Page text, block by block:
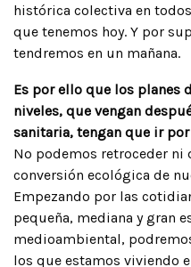
histórica colectiva en
que tenemos hoy. Y por
tendremos en un mañana.
Es por ello que los planes
niveles, que vengan
sanitaria, tengan que ir
No podemos retroceder ni
conversión ecológica de
Empezando por las
pequeña, mediana y gran
medioambiental,
los que estamos viviendo